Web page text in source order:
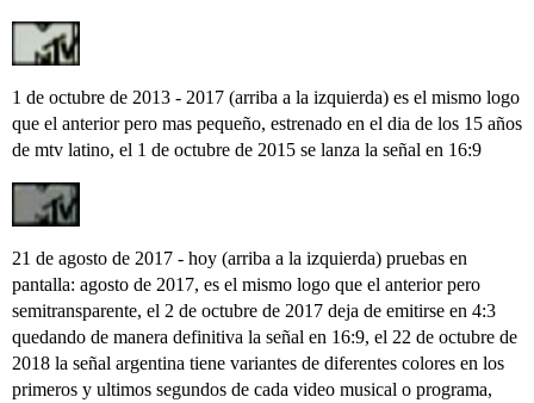
1 de octubre de 2013 - 2017 (arriba a la izquierda) es el mismo logo
que el anterior pero mas pequeño, estrenado en el dia de los 15 años
de mtv latino, el 1 de octubre de 2015 se lanza la señal en 16:9
21 de agosto de 2017 - hoy (arriba a la izquierda) pruebas en
pantalla: agosto de 2017, es el mismo logo que el anterior pero
semitransparente, el 2 de octubre de 2017 deja de emitirse en 4:3
quedando de manera definitiva la señal en 16:9, el 22 de octubre de
2018 la señal argentina tiene variantes de diferentes colores en los
primeros y ultimos segundos de cada video musical o programa,